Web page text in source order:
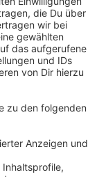
mit Dr.
im
unseren